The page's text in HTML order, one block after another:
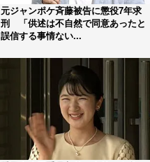
元ジャンポケ斉藤被告に懲役7年求
刑 「供述は不自然で同意あったと
誤信する事情ない...